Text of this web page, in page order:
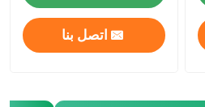
اتصل بنا